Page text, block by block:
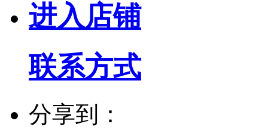
进入店铺
联系方式
分享到：